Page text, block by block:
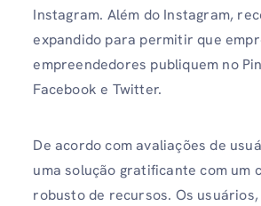
Instagram. Além do Instagram,
expandido para permitir que
empreendedores publiquem no
Facebook e Twitter.
De acordo com avaliações de
uma solução gratificante com um
robusto de recursos. Os